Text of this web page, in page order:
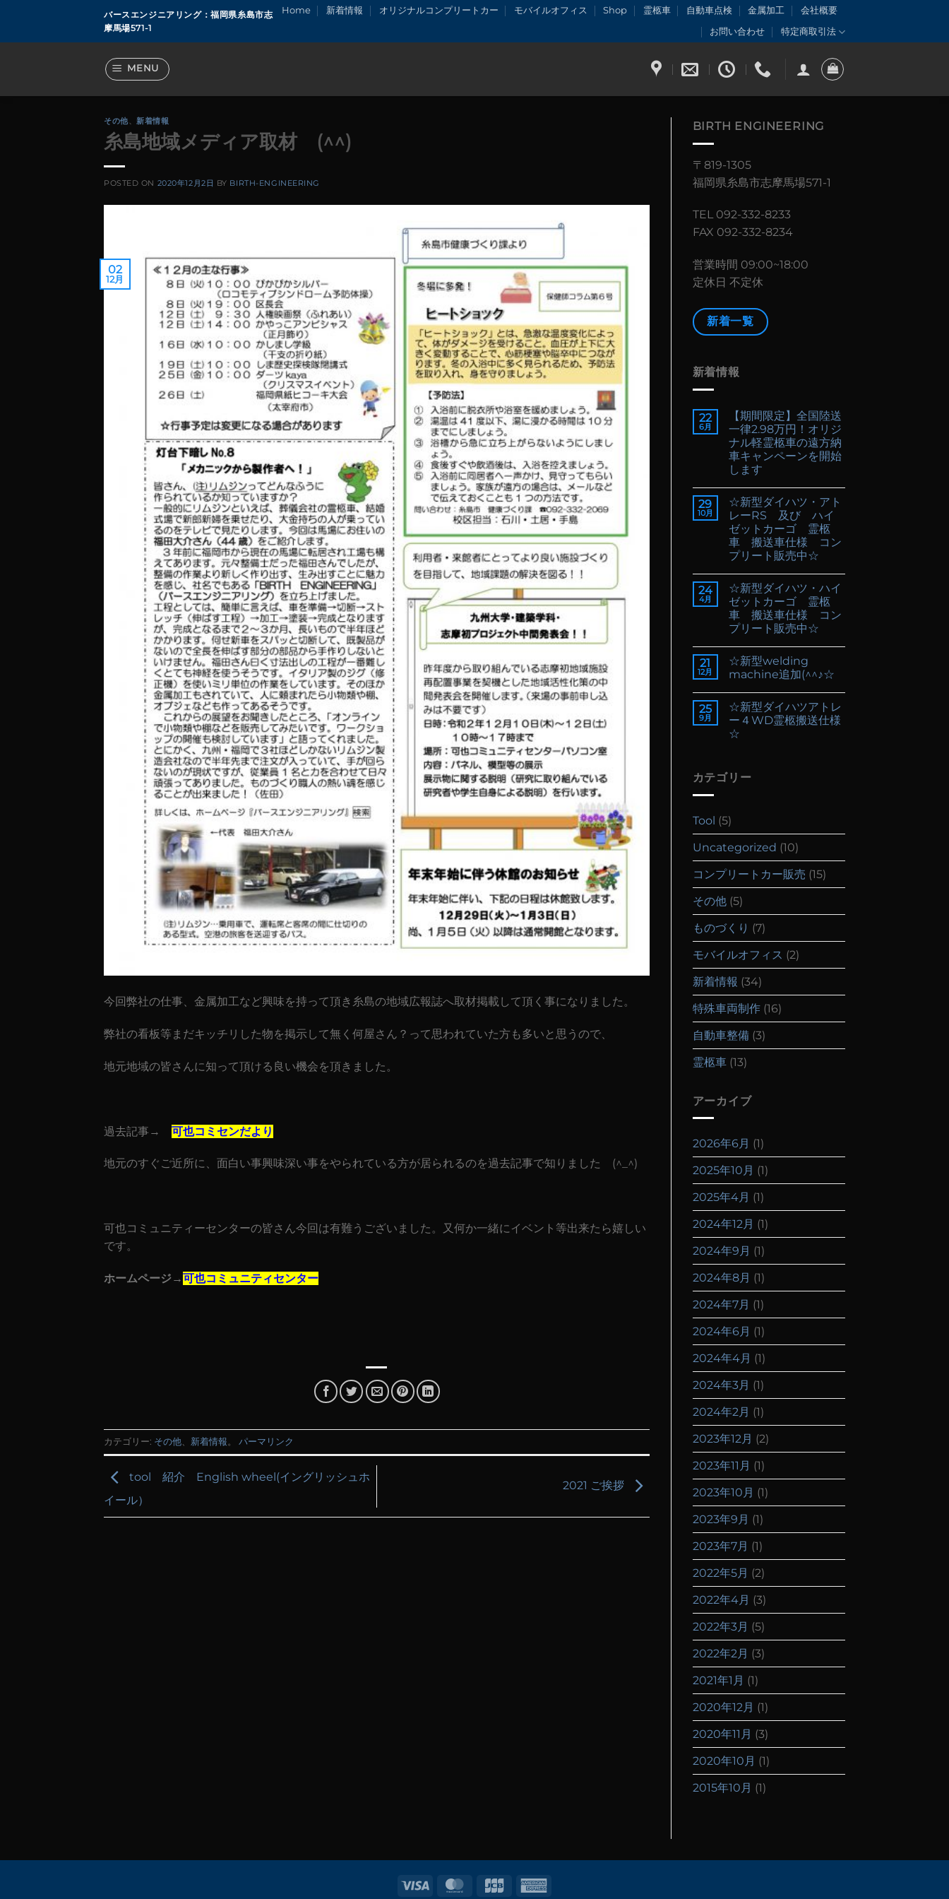
content
バースエンジニアリング：福岡県糸島市志
摩馬場571-1
Home 新着情報 オリジナルコンプリートカー モバイルオフィス Shop 霊柩車 自動車点検 金属加工
会社概要
お問い合わせ
特定商取引法
MENU
その他、新着情報
糸島地域メディア取材 (^^)
POSTED ON 2020年12月2日 BY BIRTH-ENGINEERING
02
12月
今回弊社の仕事、金属加工など興味を持って頂き糸島の地域広報誌へ取材掲載して頂く事になりました。
弊社の看板等まだキッチリした物を掲示して無く何屋さん？って思われていた方も多いと思うので、
地元地域の皆さんに知って頂ける良い機会を頂きました。
過去記事→ 可也コミセンだより
地元のすぐご近所に、面白い事興味深い事をやられている方が居られるのを過去記事で知りました (^_^)
可也コミュニティーセンターの皆さん今回は有難うございました。又何か一緒にイベント等出来たら嬉しい
です。
ホームページ→可也コミュニティセンター
カテゴリー: その他 新着情報 。 パーマリンク
tool 紹介 English wheel(イングリッシュホ
イール）
2021 ご挨拶
BIRTH ENGINEERING
〒819-1305
福岡県糸島市志摩馬場571-1
TEL 092-332-8233
FAX 092-332-8234
営業時間 09:00~18:00
定休日 不定休
新着一覧
新着情報
22
6月
【期間限定】全国陸送
一律2.98万円！オリジ
ナル軽霊柩車の遠方納
車キャンペーンを開始
します
29
10月
☆新型ダイハツ・アト
レーRS 及び ハイ
ゼットカーゴ 霊柩
車 搬送車仕様 コン
プリート販売中☆
24
4月
☆新型ダイハツ・ハイ
ゼットカーゴ 霊柩
車 搬送車仕様 コン
プリート販売中☆
21
12月
☆新型welding
machine追加(^^♪☆
25
9月
☆新型ダイハツアトレ
ー４WD霊柩搬送仕様
☆
カテゴリー
Tool (5)
Uncategorized (10)
コンプリートカー販売 (15)
その他(5)
ものづくり (7)
モバイルオフィス (2)
新着情報 (34)
特殊車両制作(16)
自動車整備(3)
霊柩車(13)
アーカイブ
2026年6月 (1)
2025年10月 (1)
2025年4月 (1)
2024年12月 (1)
2024年9月 (1)
2024年8月 (1)
2024年7月 (1)
2024年6月 (1)
2024年4月 (1)
2024年3月 (1)
2024年2月 (1)
2023年12月 (2)
2023年11月 (1)
2023年10月 (1)
2023年9月 (1)
2023年7月 (1)
2022年5月 (2)
2022年4月 (3)
2022年3月 (5)
2022年2月 (3)
2021年1月 (1)
2020年12月 (1)
2020年11月 (3)
2020年10月 (1)
2015年10月 (1)